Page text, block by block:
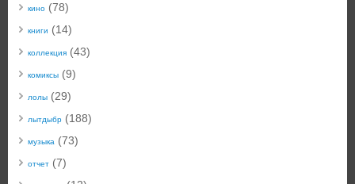
кино (78)
книги (14)
коллекция (43)
комиксы (9)
лолы (29)
лытдыбр (188)
музыка (73)
отчет (7)